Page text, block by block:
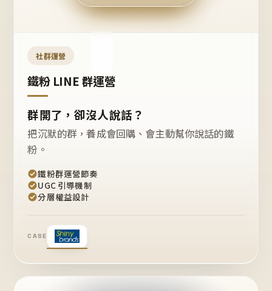
開團
嗎？
社群運營
鐵粉 LINE 群運營
群開了，卻沒人說話？
把沉默的群，養成會回購、會主動幫你說話的鐵
粉。
鐵粉群運營節奏
UGC 引導機制
分層權益設計
CASE